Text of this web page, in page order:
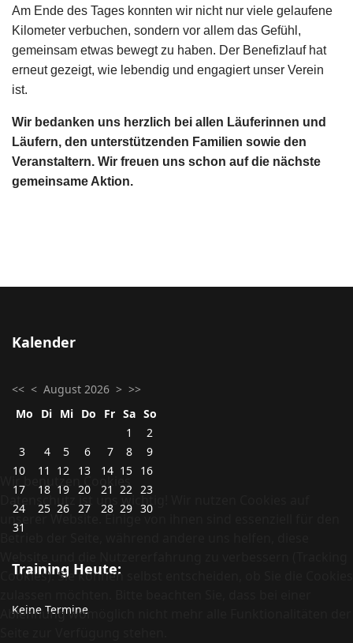
Am Ende des Tages konnten wir nicht nur viele gelaufene
Kilometer verbuchen, sondern vor allem das Gefühl,
gemeinsam etwas bewegt zu haben. Der Benefizlauf hat
erneut gezeigt, wie lebendig und engagiert unser Verein
ist.
Wir bedanken uns herzlich bei allen Läuferinnen und
Läufern, den unterstützenden Familien sowie den
Veranstaltern. Wir freuen uns schon auf die nächste
gemeinsame Aktion.
Kalender
<< < August 2026 > >>
Mo
Di Mi Do Fr Sa So
1
2
3
4 5 6 7 8
9
10
11 12 13 14 15 16
17
18 19 20 21 22 23
24
25 26 27 28 29 30
31
Training Heute:
Keine Termine
Cookies). Sie können selbst entscheiden, ob Sie die Cookies
Ablehnung womöglich nicht mehr alle Funktionalitäten der